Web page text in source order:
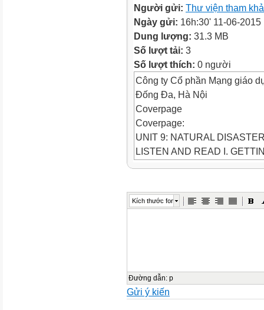
Người gửi: Thư viện tham
Ngày gửi: 16h:30' 11-06-2015
Dung lượng: 31.3 MB
Số lượt tải: 3
Số lượt thích: 0 người
Công ty Cổ phần Mạng giáo
Đống Đa, Hà Nội
Coverpage
Coverpage:
UNIT 9: NATURAL
LISTEN AND READ I.
Look at the picture
Look at the picture
Look at the picture
Crossword :
Kích thước font
Đường dẫn: p
Gửi ý kiến